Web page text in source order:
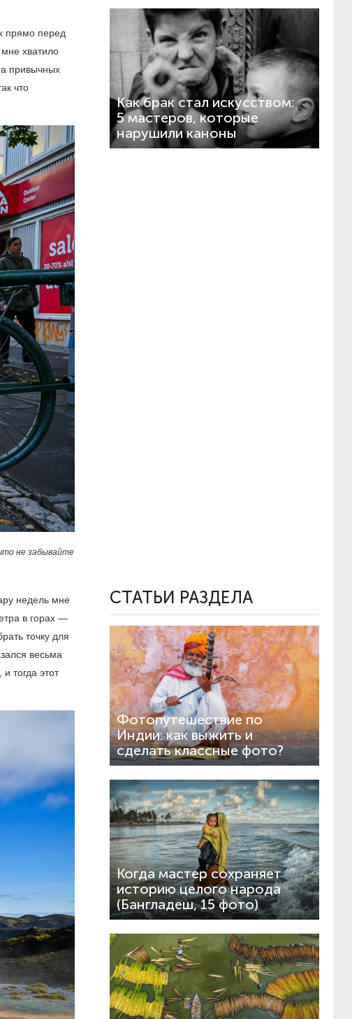
прямо перед
хватило
привычных
что
не забывайте
недель мне
в горах —
точку для
весьма
тогда этот
Как брак стал искусством:
5 мастеров, которые
нарушили каноны
СТАТЬИ РАЗДЕЛА
Фотопутешествие по
Индии: как выжить и
сделать классные фото?
Когда мастер сохраняет
историю целого народа
(Бангладеш, 15 фото)